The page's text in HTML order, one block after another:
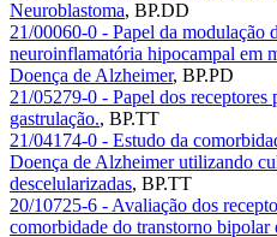
Neuroblastoma, BP.DD
21/00060-0 - Papel da modulação
neuroinflamatória hipocampal em
Doença de Alzheimer, BP.PD
21/05279-0 - Papel dos
gastrulação., BP.TT
21/04174-0 - Estudo da
Doença de Alzheimer utilizando
descelularizadas, BP.TT
20/10725-6 - Avaliação dos
comorbidade do transtorno bipolar